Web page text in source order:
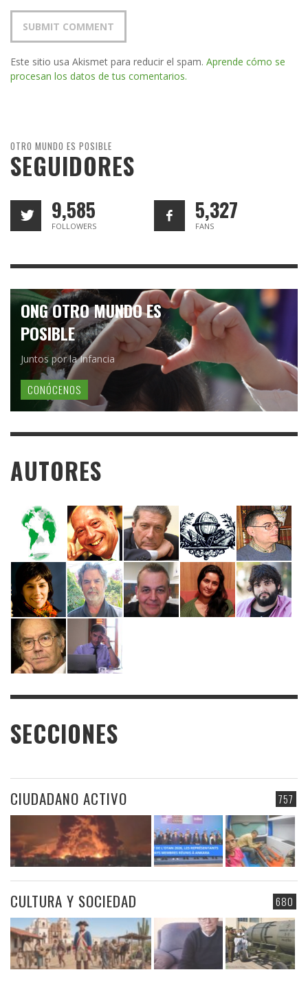
Este sitio usa Akismet para reducir el spam. Aprende cómo se
procesan los datos de tus comentarios.
OTRO MUNDO ES POSIBLE
SEGUIDORES
9,585
FOLLOWERS
5,327
FANS
ONG OTRO MUNDO ES
POSIBLE
Juntos por la Infancia
CONÓCENOS
AUTORES
SECCIONES
757
CIUDADANO ACTIVO
680
CULTURA Y SOCIEDAD